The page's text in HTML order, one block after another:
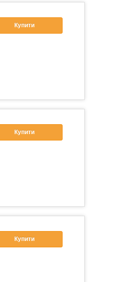
Купити
Купити
Купити